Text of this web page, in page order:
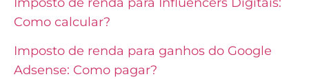
Como calcular?
Imposto de renda para ganhos do Google
Adsense: Como pagar?